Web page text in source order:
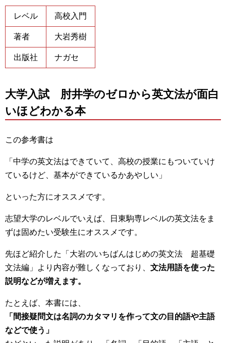
レベル 高校入門
著者 大岩秀樹
出版社 ナガセ
大学入試 肘井学のゼロから英文法が面白
いほどわかる本
この参考書は
「中学の英文法はできていて、高校の授業にもついていけ
ているけど、基本ができているかあやしい」
といった方にオススメです。
志望大学のレベルでいえば、日東駒専レベルの英文法をま
ずは固めたい受験生にオススメです。
先ほど紹介した「大岩のいちばんはじめの英文法 超基礎
文法編」より内容が難しくなっており、 文法用語を使った
説明などが増えます。
たとえば、本書には、
「間接疑問文は名詞のカタマリを作って文の目的語や主語
などで使う」